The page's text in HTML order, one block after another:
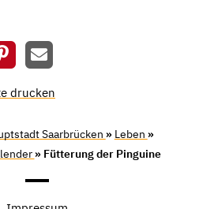
drucken
Saarbrücken » Leben »
» Fütterung der Pinguine